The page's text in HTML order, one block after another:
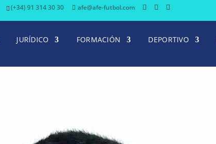
(+34) 91 314 30 30 afe@afe-futbol.com
JURÍDICO FORMACIÓN DEPORTIVO